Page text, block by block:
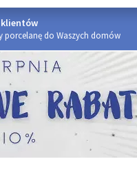
klientów
porcelanę do Waszych domów